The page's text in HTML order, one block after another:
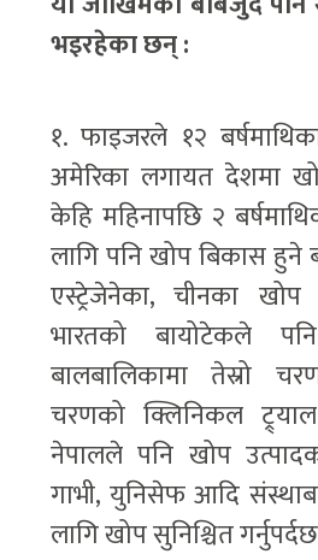
भइरहेका छन् :
१. फाइजरले १२
अमेरिका लगायत देशमा
केहि महिनापछि २
लागि पनि खोप बिकास हुने
एस्ट्रेजेनेका, चीनका
भारतको बायोटेकले
बालबालिकामा तेस्रो
चरणको क्लिनिकल
नेपालले पनि खोप
गाभी, युनिसेफ आदि
लागि खोप सुनिश्चित